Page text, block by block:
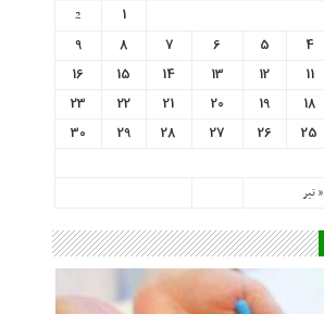
« تیر
1
2
4
5
6
7
8
9
11
12
13
14
15
16
18
19
20
21
22
23
25
26
27
28
29
30